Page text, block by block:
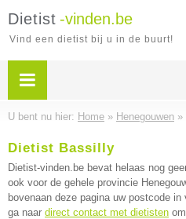
Dietist -vinden.be
Vind een dietist bij u in de buurt!
U bent nu hier: Home » Henegouwen »
Dietist Bassilly
Dietist-vinden.be bevat helaas nog
ook voor de gehele provincie
bovenaan deze pagina uw postcode
ga naar direct contact met dietisten